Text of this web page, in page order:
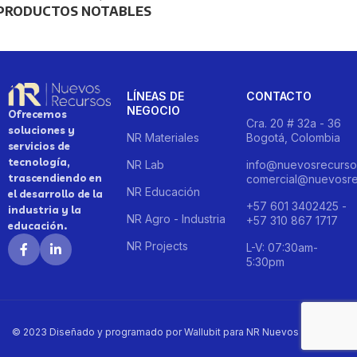
NOTABLES
Ofrecemos
soluciones y
servicios de
tecnología,
trascendiendo en
el desarrollo de la
industria y la
educación.
LÍNEAS DE
NEGOCIO
NR Materiales
NR Lab
NR Educación
NR Agro - Industria
NR Projects
CONTACTO
Cra. 20 # 32a - 36
Bogotá, Colombia
+57 601 3402425 -
+57 310 867 1717
L-V: 07:30am-
5:30pm
© 2023 Diseñado y programado por Wallubit para NR Nuevos Recursos